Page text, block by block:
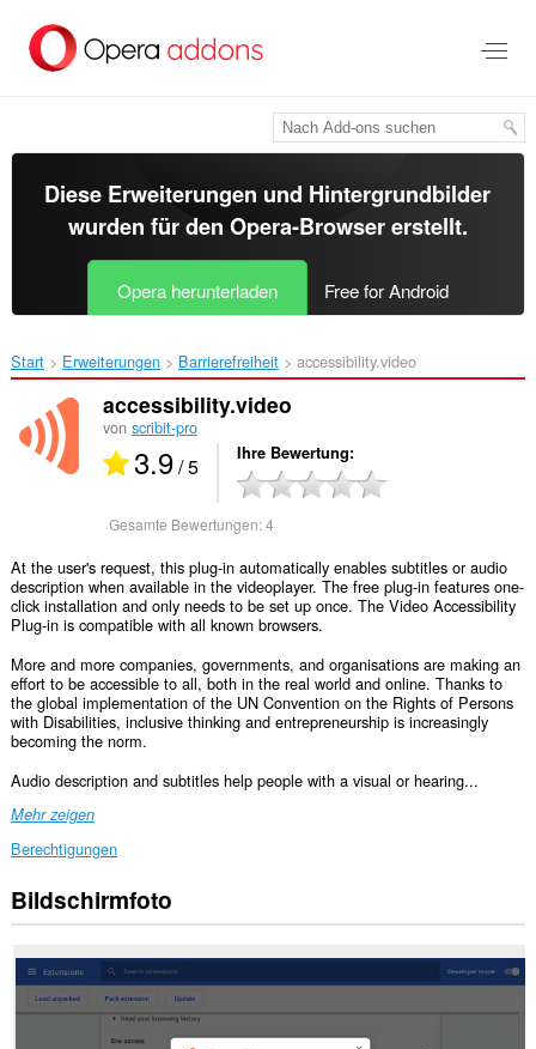
Hauptinhalt
springen
Diese Erweiterungen und Hintergrundbilder
wurden für den Opera-Browsererstellt.
Opera herunterladen Free for Android
Start Erweiterungen Barrierefreiheit accessibility.video‎
accessibility.video
von scribit-pro
3.9/ 5 Ihre Bewertung
Gesamte Bewertungen:4
At the user's request, this plug-in automatically enables subtitles or audio
description when available in the videoplayer. The free plug-in features one-
click installation and only needs to be set up once. The Video Accessibility
Plug-in is compatible with all known browsers.
More and more companies, governments, and organisations are making an
effort to be accessible to all, both in the real world and online. Thanks to
the global implementation of the UN Convention on the Rights of Persons
with Disabilities, inclusive thinking and entrepreneurship is increasingly
becoming the norm.
Audio description and subtitles help people with a visual or hearing...
Mehr zeigen
Berechtigungen
Diese
Erweiterung
auf
Ihre
Daten
auf
Bildschirmfoto